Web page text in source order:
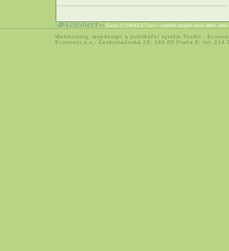
Easy CONNECTion - snadné spojení mezi lidmi,
Webhosting webdesign a publikační systém Toolkit -
Econnect,o.s.; Českomalínská 23; 160 00 Praha 6; tel: 224